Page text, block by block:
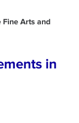
Fine Arts and
in